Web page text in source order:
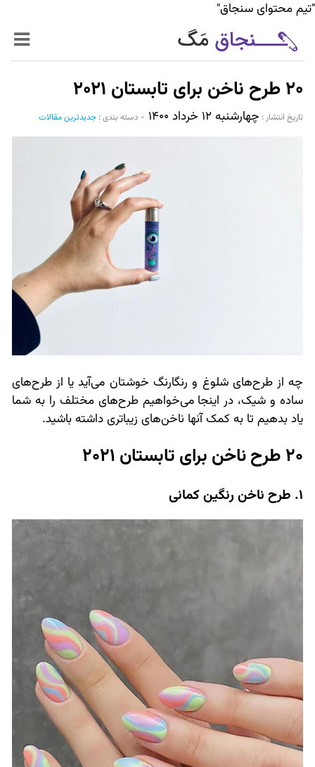
"تیم محتوای سنجاق"
زنده‌تر
حرفه‌ای‌تر
World Mag
بازار آنلاین سنجاق
۲۰ طرح ناخن برای تابستان ۲۰۲۱
تاریخ انتشار :‌ چهارشنبه ۱۲ خرداد ۱۴۰۰ - دسته بندی : جدیدترین مقالات
چه از طرح‌های شلوغ و رنگارنگ خوشتان می‌آید یا از طرح‌های
ساده و شیک، در اینجا می‌خواهیم طرح‌های مختلف را به شما
یاد بدهیم تا به کمک آنها ناخن‌های زیباتری داشته باشید.
20 طرح ناخن برای تابستان 2021
1. طرح ناخن رنگین کمانی